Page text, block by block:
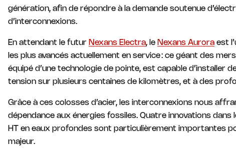
génération, afin de répondre à la demande soutenue
d’interconnexions.
En attendant le futur Nexans Electra, le Nexans Aurora est
les plus avancés actuellement en service : ce géant des
équipé d’une technologie de pointe, est capable d’installer
tension sur plusieurs centaines de kilomètres, et à des
Grâce à ces colosses d’acier, les interconnexions nous
dépendance aux énergies fossiles. Quatre innovations dans
HT en eaux profondes sont particulièrement importantes
majeur.